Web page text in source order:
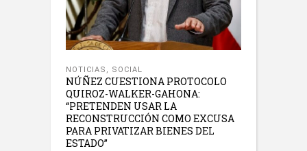
NOTICIAS , SOCIAL
NÚÑEZ CUESTIONA PROTOCOLO
QUIROZ-WALKER-GAHONA:
“PRETENDEN USAR LA
RECONSTRUCCIÓN COMO EXCUSA
PARA PRIVATIZAR BIENES DEL
ESTADO”